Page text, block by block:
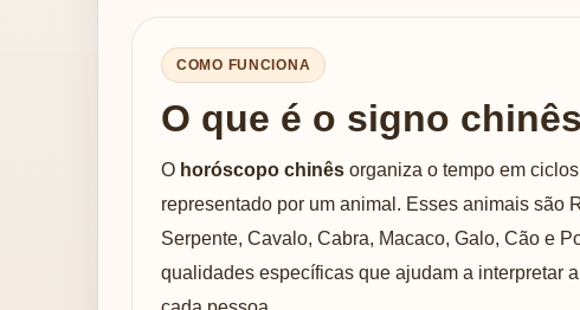
COMO FUNCIONA
O que é o signo
O horóscopo chinês organiza o tempo em
representado por um animal. Esses animais são
Serpente, Cavalo, Cabra, Macaco, Galo, Cão e
qualidades específicas que ajudam a interpretar